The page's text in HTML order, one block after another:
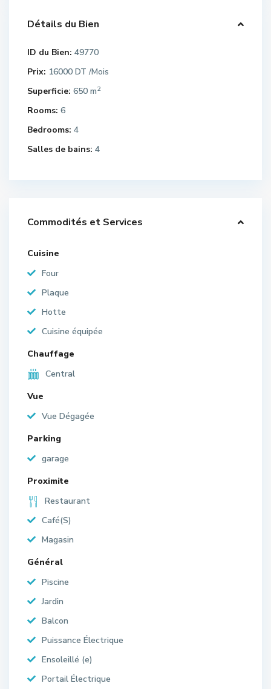
Détails du Bien
ID du Bien: 49770
Prix: 16000 DT /Mois
Superficie: 650 m2
Rooms: 6
Bedrooms: 4
Salles de bains: 4
Commodités et Services
Cuisine
Four
Plaque
Hotte
Cuisine équipée
Chauffage
Central
Vue
Vue Dégagée
Parking
garage
Proximite
Restaurant
Café(S)
Magasin
Général
Piscine
Jardin
Balcon
Puissance Électrique
Ensoleillé (e)
Portail Électrique